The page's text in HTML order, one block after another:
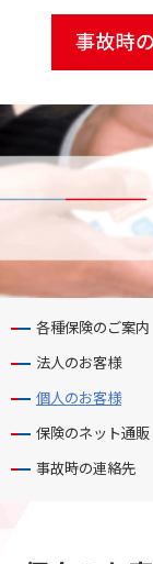
各種保険のご案内
法人のお客様
個人のお客様
保険のネット通販
事故時の連絡先